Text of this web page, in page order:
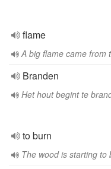
flame
A big flame came from
Branden
Het hout begint te
to burn
The wood is starting to